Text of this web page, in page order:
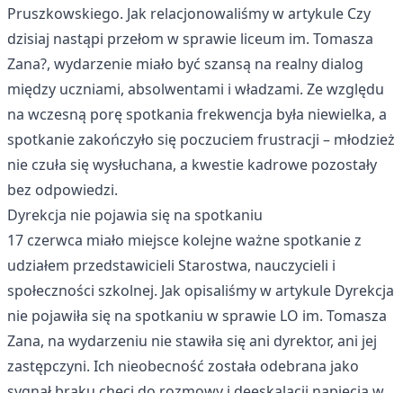
Pruszkowskiego. Jak relacjonowaliśmy w artykule Czy
dzisiaj nastąpi przełom w sprawie liceum im. Tomasza
Zana?, wydarzenie miało być szansą na realny dialog
między uczniami, absolwentami i władzami. Ze względu
na wczesną porę spotkania frekwencja była niewielka, a
spotkanie zakończyło się poczuciem frustracji – młodzież
nie czuła się wysłuchana, a kwestie kadrowe pozostały
bez odpowiedzi.
Dyrekcja nie pojawia się na spotkaniu
17 czerwca miało miejsce kolejne ważne spotkanie z
udziałem przedstawicieli Starostwa, nauczycieli i
społeczności szkolnej. Jak opisaliśmy w artykule Dyrekcja
nie pojawiła się na spotkaniu w sprawie LO im. Tomasza
Zana, na wydarzeniu nie stawiła się ani dyrektor, ani jej
zastępczyni. Ich nieobecność została odebrana jako